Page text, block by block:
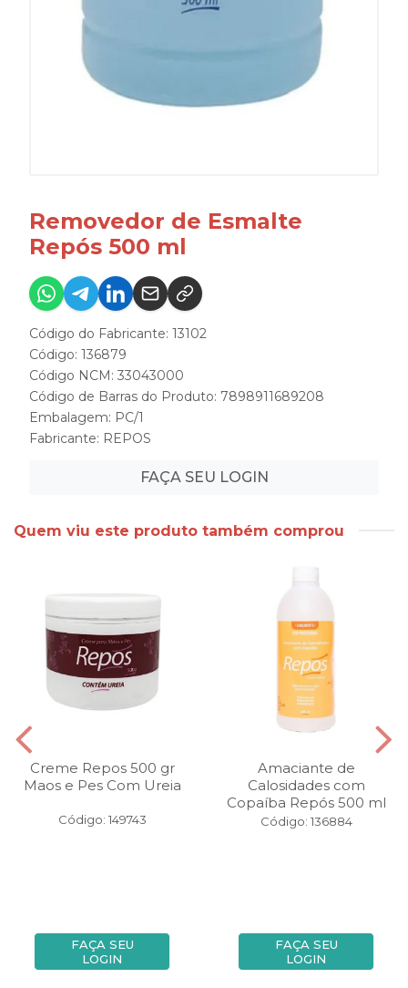
Removedor de Esmalte
Repós 500 ml
Código do Fabricante: 13102
Código: 136879
Código NCM: 33043000
Código de Barras do Produto: 7898911689208
Embalagem: PC/1
Fabricante: REPOS
FAÇA SEU LOGIN
Quem viu este produto também comprou
Creme Repos 500 gr
Maos e Pes Com Ureia
Código: 149743
FAÇA SEU
LOGIN
Amaciante de
Calosidades com
Copaíba Repós 500 ml
Código: 136884
FAÇA SEU
LOGIN